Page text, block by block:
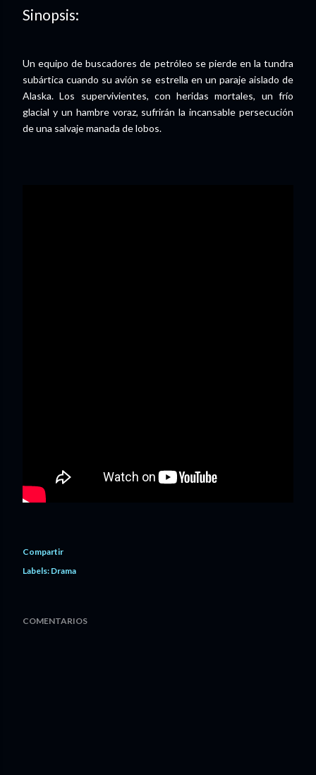
Sinopsis:
Un equipo de buscadores de petróleo se pierde en la tundra
subártica cuando su avión se estrella en un paraje aislado de
Alaska. Los supervivientes, con heridas mortales, un frío
glacial y un hambre voraz, sufrirán la incansable persecución
de una salvaje manada de lobos.
Compartir
Labels: Drama
COMENTARIOS